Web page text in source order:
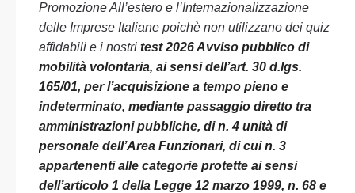
Promozione All’estero e l’Internazionalizzazione
delle Imprese Italiane poichè non utilizzano dei quiz
affidabili e i nostri test 2026 Avviso pubblico di
mobilità volontaria, ai sensi dell’art. 30 d.lgs.
165/01, per l’acquisizione a tempo pieno e
indeterminato, mediante passaggio diretto tra
amministrazioni pubbliche, di n. 4 unità di
personale dell’Area Funzionari, di cui n. 3
appartenenti alle categorie protette ai sensi
dell’articolo 1 della Legge 12 marzo 1999, n. 68 e